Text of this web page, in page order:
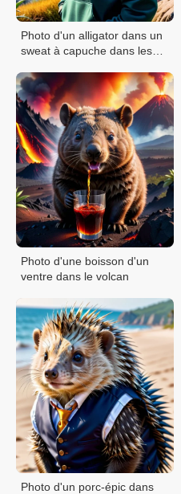
Photo d'un alligator dans un
sweat à capuche dans les
Photo d'une boisson d'un
ventre dans le volcan
Photo d'un porc-épic dans